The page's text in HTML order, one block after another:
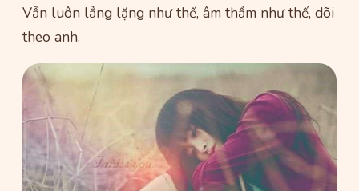
Vẫn luôn lẳng lặng như thế, âm thầm như thế, dõi
theo anh.